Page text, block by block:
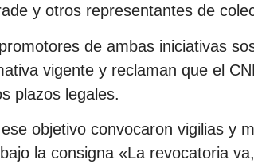
y otros representantes de
de ambas iniciativas
vigente y reclaman que el
plazos legales.
objetivo convocaron vigilias y
la consigna «La revocatoria